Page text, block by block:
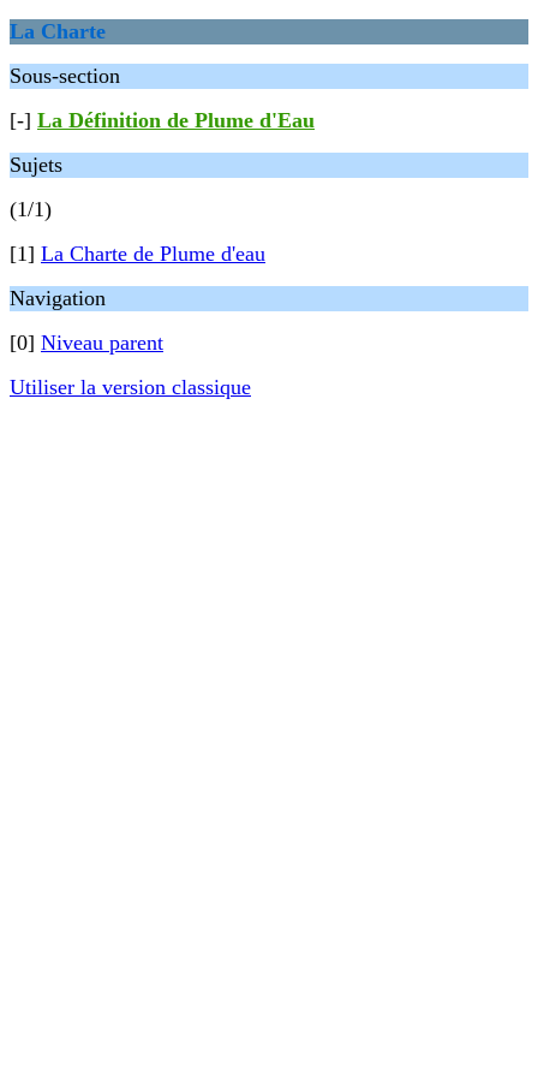
La Charte
Sous-section
[-] La Définition de Plume d'Eau
Sujets
(1/1)
[1] La Charte de Plume d'eau
Navigation
[0] Niveau parent
Utiliser la version classique